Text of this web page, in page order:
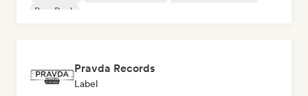
Pop-Rock
Pravda Records
Label